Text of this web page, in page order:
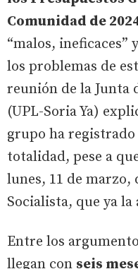
Comunidad de
“malos, ineficaces”
los problemas de
reunión de la Junta
(UPL-Soria Ya)
grupo ha
totalidad, pese a
lunes, 11 de marzo,
Socialista, que ya
Entre los
llegan con seis